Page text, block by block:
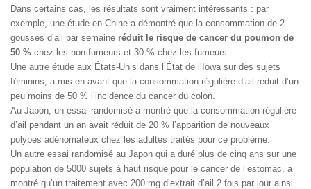
Dans certains cas, les résultats sont vraiment intéressants : par
exemple, une étude en Chine a démontré que la consommation de 2
gousses d’ail par semaine réduit le risque de cancer du poumon de
50 % chez les non-fumeurs et 30 % chez les fumeurs.
Une autre étude aux États-Unis dans l’État de l’Iowa sur des sujets
féminins, a mis en avant que la consommation régulière d’ail réduit d’un
peu moins de 50 % l’incidence du cancer du colon.
Au Japon, un essai randomisé a montré que la consommation régulière
d’ail pendant un an avait réduit de 20 % l’apparition de nouveaux
polypes adénomateux chez les adultes traités pour ce problème.
Un autre essai randomisé au Japon qui a duré plus de cinq ans sur une
population de 5000 sujets à haut risque pour le cancer de l’estomac, a
montré qu’un traitement avec 200 mg d’extrait d’ail 2 fois par jour ainsi